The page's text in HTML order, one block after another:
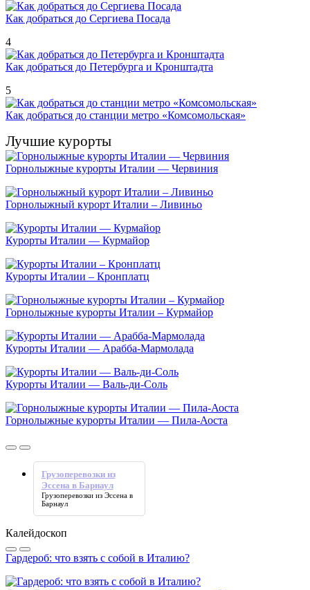
Как добраться до Сергиева Посада
4
Как добраться до Петербурга и Кронштадта
5
Как добраться до станции метро «Комсомольская»
Лучшие курорты
Горнолыжные курорты Италии — Червиния
Горнолыжный курорт Италии – Ливиньо
Курорты Италии — Курмайор
Курорты Италии – Кронплатц
Горнолыжные курорты Италии – Курмайор
Курорты Италии — Арабба-Мармолада
Курорты Италии — Валь-ди-Соль
Горнолыжные курорты Италии — Пила-Аоста
Грузоперевозки из
Эссена в Барнаул
Грузоперевозки из Эссена в
Барнаул
Калейдоскоп
Гардероб: что взять с собой в Италию?